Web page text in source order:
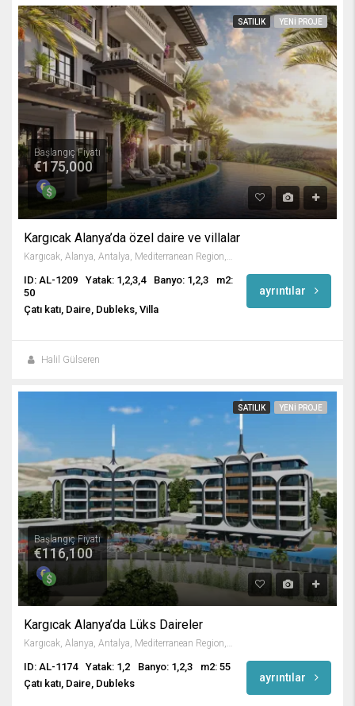
SATILIK YENI PROJE
Başlangıç Fiyatı
€175,000
Kargıcak Alanya’da özel daire ve villalar
Kargıcak, Alanya, Antalya, Mediterranean Region, 07440, Turkey
ID: AL-1209 Yatak: 1,2,3,4 Banyo: 1,2,3
m2:
50
Çatı katı, Daire, Dubleks, Villa
ayrıntılar
Halil Gülseren
SATILIK YENI PROJE
Başlangıç Fiyatı
€116,100
Kargıcak Alanya’da Lüks Daireler
ID: AL-1174 Yatak: 1,2 Banyo: 1,2,3
m2: 55
Çatı katı, Daire, Dubleks
ayrıntılar